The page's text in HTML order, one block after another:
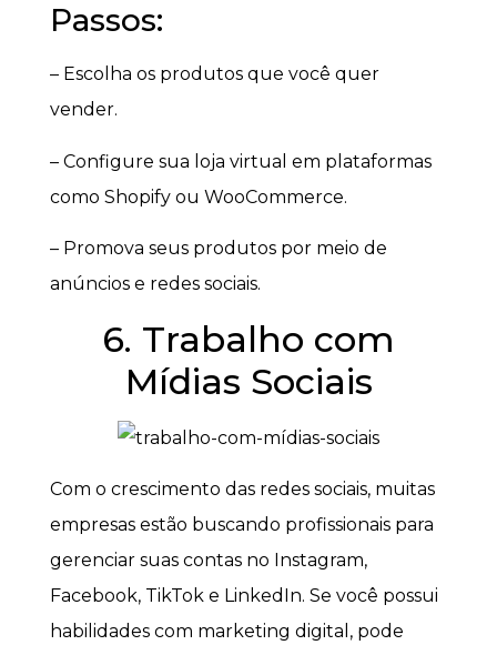
Passos:
– Escolha os produtos que você quer
vender.
– Configure sua loja virtual em plataformas
como Shopify ou WooCommerce.
– Promova seus produtos por meio de
anúncios e redes sociais.
6. Trabalho com
Mídias Sociais
Com o crescimento das redes sociais, muitas
empresas estão buscando profissionais para
gerenciar suas contas no Instagram,
Facebook, TikTok e LinkedIn. Se você possui
habilidades com marketing digital, pode